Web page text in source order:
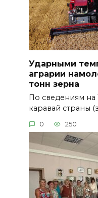
Ударными
аграрии
тонн зерна
По сведениям на
каравай страны
0 250